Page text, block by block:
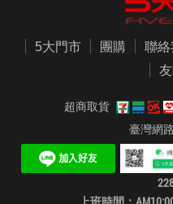
5大門市 團購 聯絡
超商取貨
臺灣網